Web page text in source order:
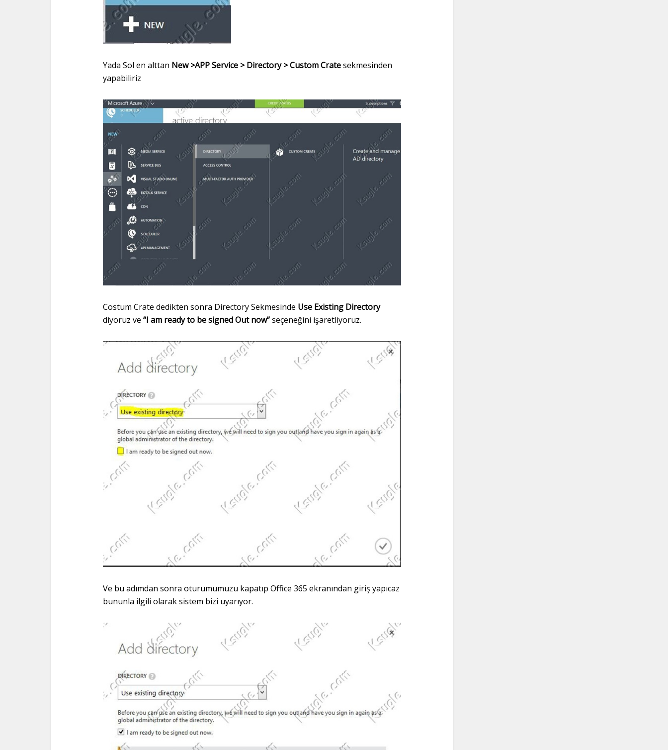
Yada Sol en alttan New >APP Service > Directory > Custom Cratesekmesinden
yapabiliriz
Costum Crate dedikten sonra Directory Sekmesinde Use Existing Directory
diyoruz ve “I am ready to be signed Out now”seçeneğini işaretliyoruz.
Ve bu adımdan sonra oturumumuzu kapatıp Office 365 ekranından giriş yapıcaz
bununla ilgili olarak sistem bizi uyarıyor.